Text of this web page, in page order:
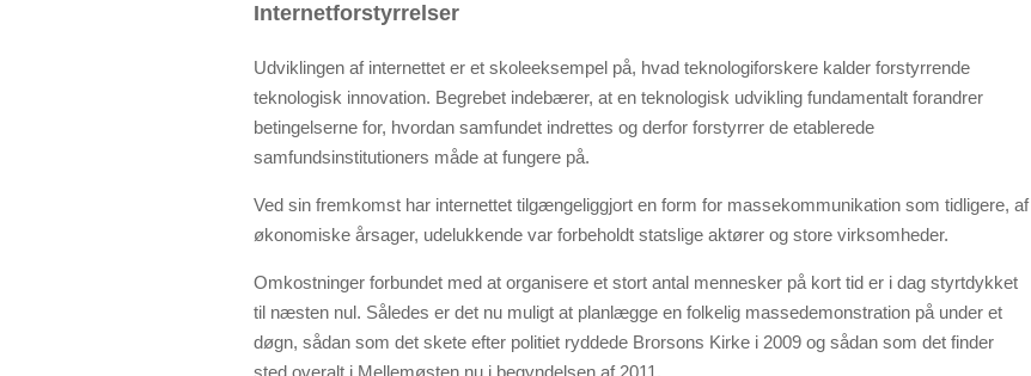
Internetforstyrrelser
Udviklingen af internettet er et skoleeksempel på, hvad teknologiforskere kalder forstyrrende
teknologisk innovation. Begrebet indebærer, at en teknologisk udvikling fundamentalt forandrer
betingelserne for, hvordan samfundet indrettes og derfor forstyrrer de etablerede
samfundsinstitutioners måde at fungere på.
Ved sin fremkomst har internettet tilgængeliggjort en form for massekommunikation som tidligere, af
økonomiske årsager, udelukkende var forbeholdt statslige aktører og store virksomheder.
Omkostninger forbundet med at organisere et stort antal mennesker på kort tid er i dag styrtdykket
til næsten nul. Således er det nu muligt at planlægge en folkelig massedemonstration på under et
døgn, sådan som det skete efter politiet ryddede Brorsons Kirke i 2009 og sådan som det finder
sted overalt i Mellemøsten nu i begyndelsen af 2011.